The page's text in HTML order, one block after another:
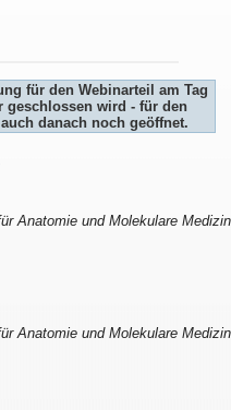
für den Webinarteil am Tag
geschlossen wird - für den
danach noch geöffnet.
Anatomie und Molekulare
Anatomie und Molekulare